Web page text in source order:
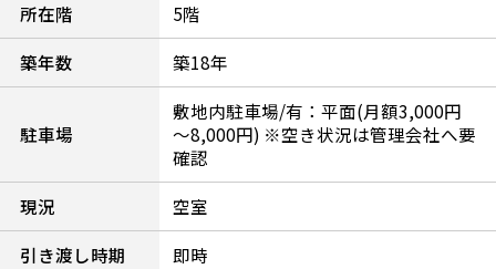
所在階
5階
築年数
築18年
駐車場
敷地内駐車場/有：平面(月額3,000円
～8,000円) ※空き状況は管理会社へ要
確認
現況
空室
引き渡し時期
即時